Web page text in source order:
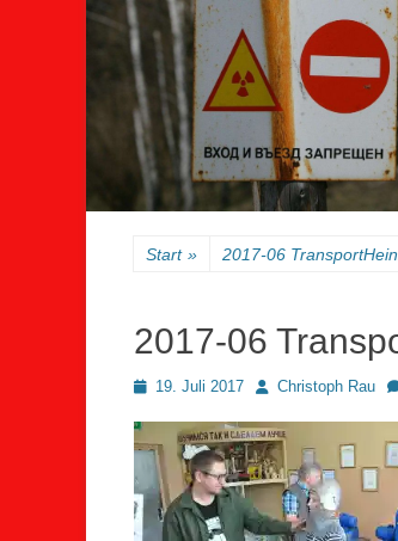
Start » 2017-06
2017-06
Posted19. Juli 2017 AutorChristoph Rau